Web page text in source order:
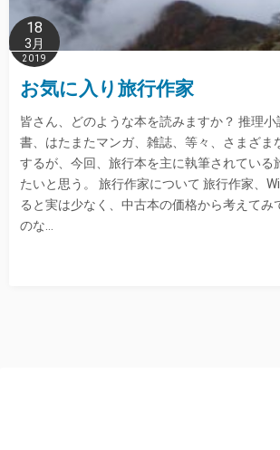
18
3月
2019
お気に入り旅行作家
皆さん、どのような本を読みますか？ 推理
書、はたまたマンガ、雑誌、等々、さまざま
するが、今回、旅行本を主に執筆されている
たいと思う。 旅行作家について 旅行作家、
ると実は少なく、中古本の価格から考えてみ
のな…